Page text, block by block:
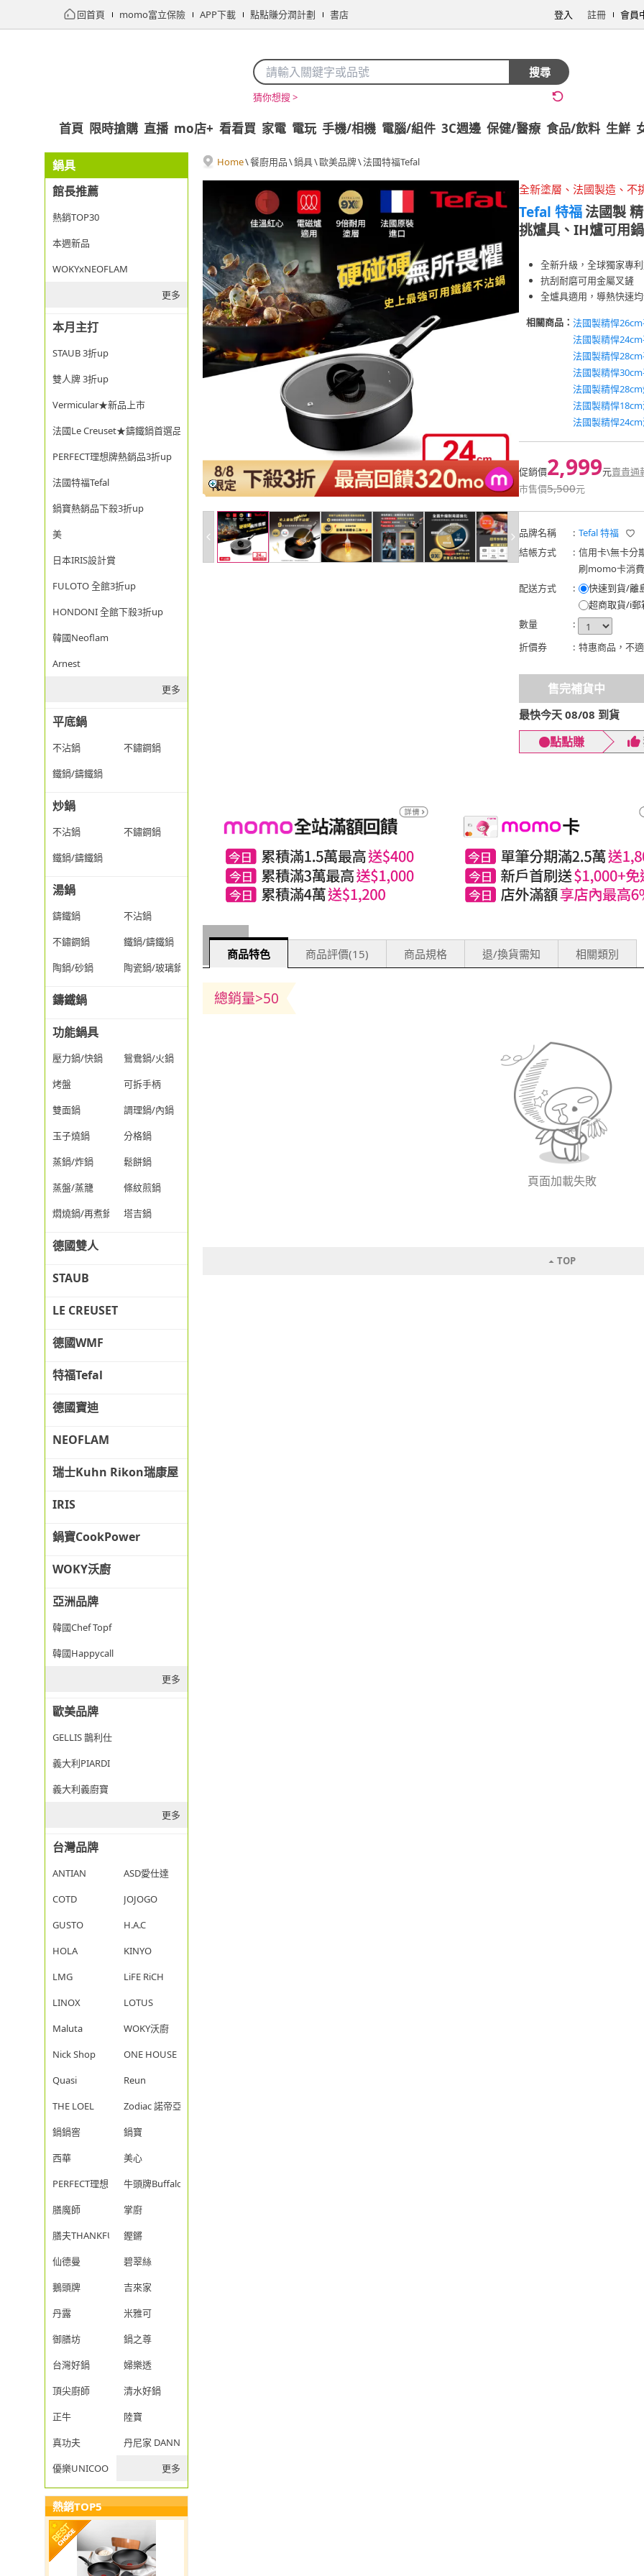
回首頁 momo富立保險 APP下載 點點賺分潤計劃 書店 登入 註冊 會員
搜尋
猜你想搜 >
首頁 限時搶購 直播 mo店+ 看看買 家電 電玩 手機/相機 電腦/組件 3C週邊 保健/醫療 食品/飲料 生鮮
鍋具
館長推薦
熱銷TOP30
本週新品
WOKYxNEOFLAM
更多
本月主打
STAUB 3折up
雙人牌 3折up
Vermicular★新品上市
法國Le Creuset★鑄鐵鍋首選品牌
PERFECT理想牌熱銷品3折up
法國特福Tefal
鍋寶熱銷品下殺3折up
美
日本IRIS設計賞
FULOTO 全館3折up
HONDONI 全館下殺3折up
韓國Neoflam
Arnest
更多
平底鍋
不沾鍋
不鏽鋼鍋
鐵鍋/鑄鐵鍋
炒鍋
不沾鍋
不鏽鋼鍋
鐵鍋/鑄鐵鍋
湯鍋
鑄鐵鍋
不沾鍋
不鏽鋼鍋
鐵鍋/鑄鐵鍋
陶鍋/砂鍋
陶瓷鍋/玻璃鍋/透明鍋
鑄鐵鍋
功能鍋具
壓力鍋/快鍋
鴛鴦鍋/火鍋
烤盤
可拆手柄
雙面鍋
調理鍋/內鍋
玉子燒鍋
分格鍋
蒸鍋/炸鍋
鬆餅鍋
蒸盤/蒸籠
條紋煎鍋
燜燒鍋/再煮鍋
塔吉鍋
德國雙人
STAUB
LE CREUSET
德國WMF
特福Tefal
德國寶迪
NEOFLAM
瑞士Kuhn Rikon瑞康屋
IRIS
鍋寶CookPower
WOKY沃廚
亞洲品牌
韓國Chef Topf
韓國Happycall
更多
歐美品牌
GELLIS 鵲利仕
義大利PIARDI
義大利義廚寶
更多
台灣品牌
ANTIAN
ASD愛仕達
COTD
JOJOGO
GUSTO
H.A.C
HOLA
KINYO
LMG
LiFE RiCH
LINOX
LOTUS
Maluta
WOKY沃廚
Nick Shop
ONE HOUSE
Quasi
Reun
THE LOEL
Zodiac 諾帝亞
鍋鍋窖
鍋寶
西華
美心
PERFECT理想
牛頭牌Buffalo
膳魔師
掌廚
膳夫THANKFUL
鏗鏘
仙德曼
碧翠絲
鵝頭牌
吉來家
丹露
米雅可
御膳坊
鍋之尊
台灣好鍋
婦樂透
頂尖廚師
清水好鍋
正牛
陸寶
真功夫
丹尼家 DANNY JIA
優樂UNICOOK
更多
熱銷TOP5
Home\餐廚用品\鍋具\歐美品牌\法國特福Tefal
全新塗層、法國製造、不
Tefal 特福法國製
挑爐具、IH爐可用
全新升級，全球獨家專
抗刮耐磨可用金屬叉鏟
全爐具適用，導熱快速
相關商品： 法國製精悍
法國製精悍
法國製精悍
法國製精悍
法國製精悍
法國製精悍
法國製精悍
促銷價2,999元賣貴通
市售價5,500元
品牌名稱 : Tefal 特福
結帳方式
: 信用卡\無卡分
刷momo卡消
配送方式
: 快速到貨/離
超商取貨/i郵
數量
:
折價券
: 特惠商品，不
售完補貨中
最快今天 08/08 到貨
點點賺
商品特色 商品評價(15) 商品規格 退/換貨需知 相關類別
總銷量>50
頁面加載失敗
TOP